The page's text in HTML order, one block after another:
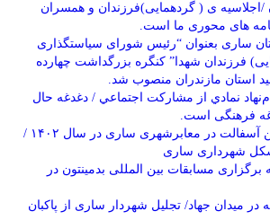
/اجلاسیه ی ( گردهمایی)فرزندان و همسران
های محوری ما است.
ساری بعنوان “رئیس شورای سیاستگذاری
فرزندان شهدا” کنگره بزرگداشت چهارده
استان مازندران منصوب شد.
نمادي از مشاركت اجتماعي / دغدغه حال
فرهنگی است.
پخش ۲۰ هزار تن آسفالت در معابرشهری ساری در سال ۱۴۰۲ /
شهرداری ساری
برگزاری مسابقات بین المللی بدمینتون در
در میدان جهاد/ تجلیل شهردار ساری از پاکبان